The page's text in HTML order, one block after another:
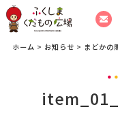
ホーム > お知らせ > まどかの